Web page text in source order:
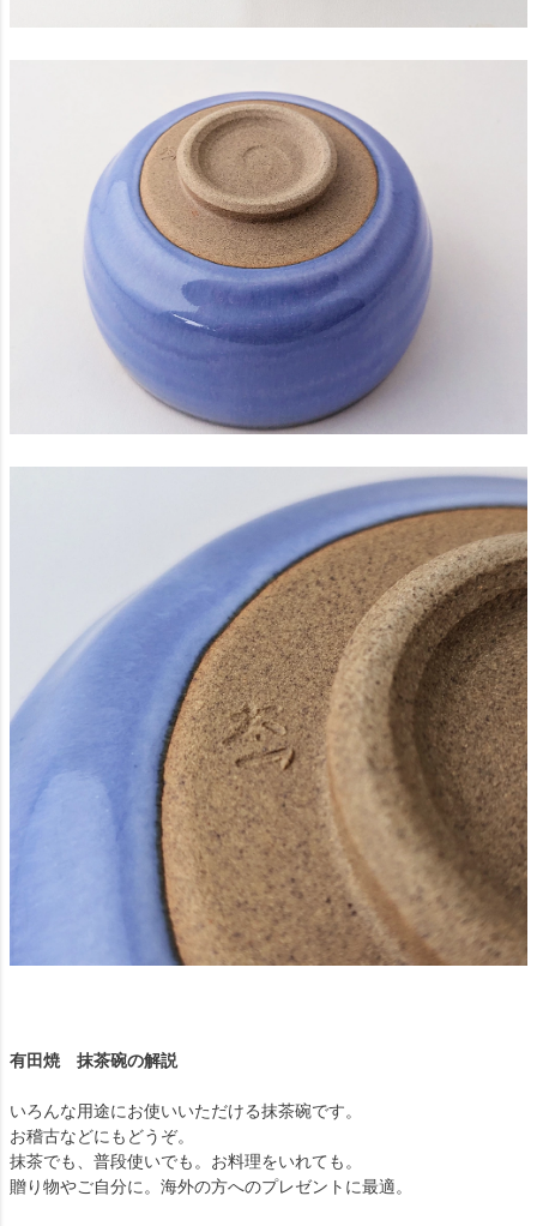
有田焼 抹茶碗の解説
いろんな用途にお使いいただける抹茶碗です。
お稽古などにもどうぞ。
抹茶でも、普段使いでも。お料理をいれても。
贈り物やご自分に。海外の方へのプレゼントに最適。